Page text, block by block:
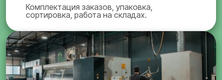
Комплектация заказов, упаковка,
сортировка, работа на складах.